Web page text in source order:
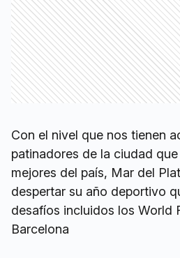
Con el nivel que nos tienen
patinadores de la ciudad
mejores del país, Mar del
despertar su año deportivo
desafíos incluidos los World
Barcelona